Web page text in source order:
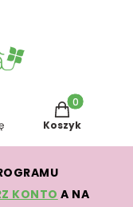
Produkty w
Koszyk
KONTO A NA